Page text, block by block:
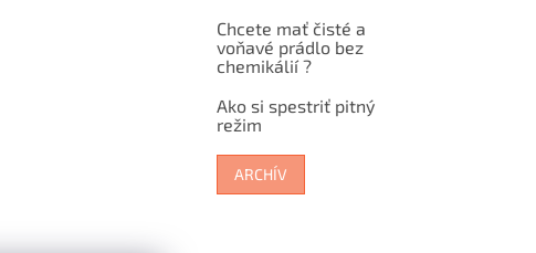
Chcete mať čisté a
voňavé prádlo bez
chemikálií ?
Ako si spestriť pitný
režim
ARCHÍV